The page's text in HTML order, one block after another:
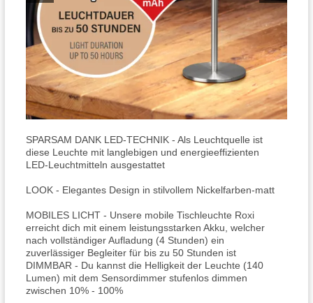
‎SPARSAM DANK LED-TECHNIK - Als Leuchtquelle ist
diese Leuchte mit langlebigen und energieeffizienten
LED-Leuchtmitteln ausgestattet
LOOK - Elegantes Design in stilvollem Nickelfarben-matt
MOBILES LICHT - Unsere mobile Tischleuchte Roxi
erreicht dich mit einem leistungsstarken Akku, welcher
nach vollständiger Aufladung (4 Stunden) ein
zuverlässiger Begleiter für bis zu 50 Stunden ist
DIMMBAR - Du kannst die Helligkeit der Leuchte (140
Lumen) mit dem Sensordimmer stufenlos dimmen
zwischen 10% - 100%